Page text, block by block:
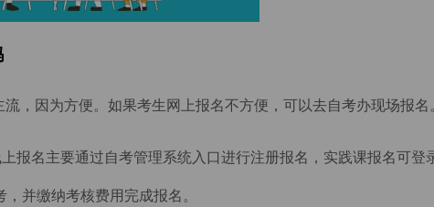
，因为方便。如果考生网上报名不方便，可以去自考办现场报名。
报名主要通过自考管理系统入口进行注册报名，实践课报名可登
并缴纳考核费用完成报名。